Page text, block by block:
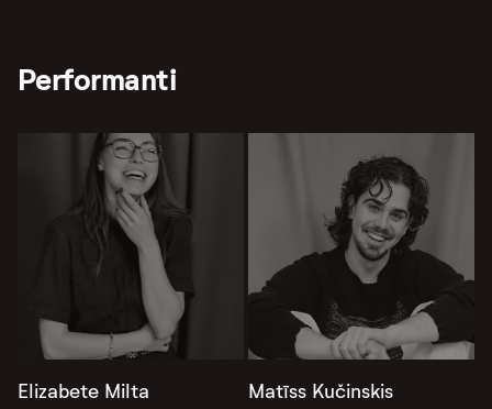
Performanti
Elizabete Milta Matīss Kučinskis